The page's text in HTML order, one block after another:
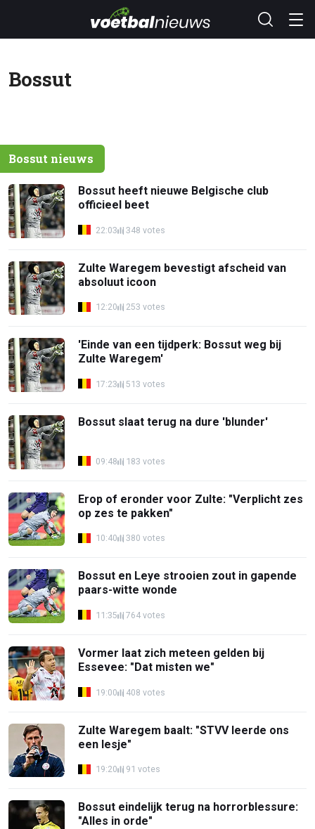
Bossut
Bossut nieuws
Bossut heeft nieuwe Belgische club
officieel beet
22:03 348 votes
Zulte Waregem bevestigt afscheid van
absoluut icoon
12:20 253 votes
'Einde van een tijdperk: Bossut weg bij
Zulte Waregem'
17:23 513 votes
Bossut slaat terug na dure 'blunder'
09:48 183 votes
Erop of eronder voor Zulte: "Verplicht zes
op zes te pakken"
10:40 380 votes
Bossut en Leye strooien zout in gapende
paars-witte wonde
11:35 764 votes
Vormer laat zich meteen gelden bij
Essevee: "Dat misten we"
19:00 408 votes
Zulte Waregem baalt: "STVV leerde ons
een lesje"
19:20 91 votes
Bossut eindelijk terug na horrorblessure:
"Alles in orde"